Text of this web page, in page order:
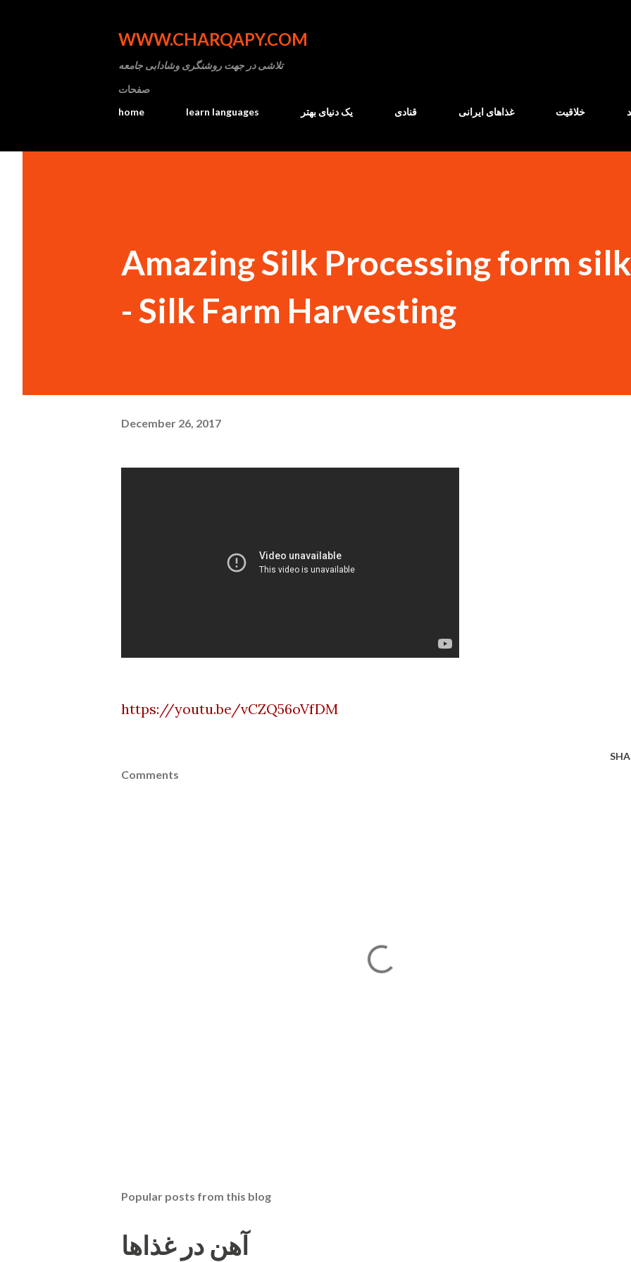
WWW.CHARQAPY.COM
تلاشی در جهت روشنگری وشادابی جامعه
صفحات
home
learn languages یک دنیای بهتر قنادی غذاهای ایرانی خلاقیت
Amazing Silk Processing form
- Silk Farm Harvesting
December 26, 2017
https://youtu.be/vCZQ56oVfDM
Comments
Popular posts from this blog
آهن در غذاها